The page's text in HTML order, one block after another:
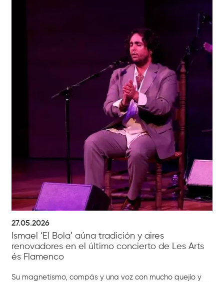
27.05.2026
Ismael ‘El Bola’ aúna tradición y aires
renovadores en el último concierto de Les Arts
és Flamenco
Su magnetismo, compás y una voz con mucho quejío y